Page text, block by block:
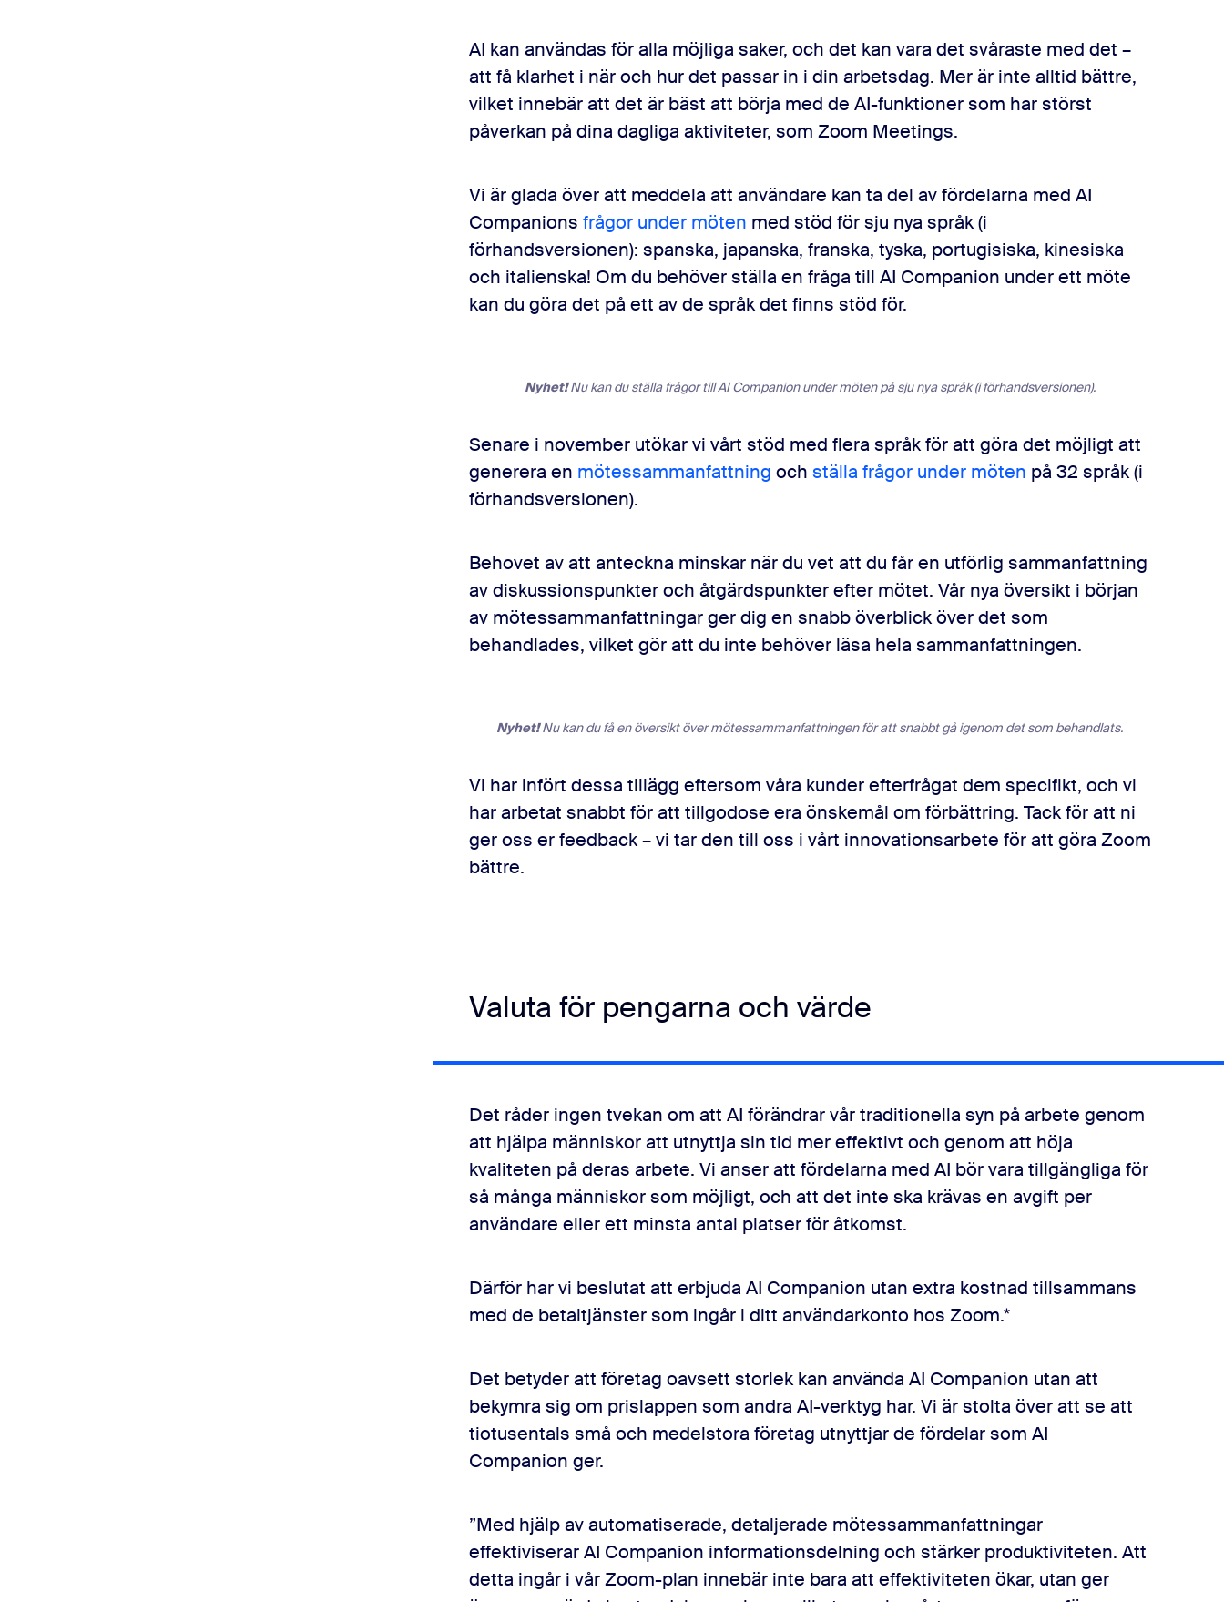
AI kan användas för alla möjliga saker, och det kan vara det svåraste med det –
att få klarhet i när och hur det passar in i din arbetsdag. Mer är inte alltid bättre,
vilket innebär att det är bäst att börja med de AI-funktioner som har störst
påverkan på dina dagliga aktiviteter, som Zoom Meetings.
Vi är glada över att meddela att användare kan ta del av fördelarna med AI
Companions frågor under möten med stöd för sju nya språk (i
förhandsversionen): spanska, japanska, franska, tyska, portugisiska, kinesiska
och italienska! Om du behöver ställa en fråga till AI Companion under ett möte
kan du göra det på ett av de språk det finns stöd för.
Nyhet!Nu kan du ställa frågor till AI Companion under möten på sju nya språk (i förhandsversionen).
Senare i november utökar vi vårt stöd med flera språk för att göra det möjligt att
generera en mötessammanfattning och ställa frågor under möten på 32 språk (i
förhandsversionen).
Behovet av att anteckna minskar när du vet att du får en utförlig sammanfattning
av diskussionspunkter och åtgärdspunkter efter mötet. Vår nya översikt i början
av mötessammanfattningar ger dig en snabb överblick över det som
behandlades, vilket gör att du inte behöver läsa hela sammanfattningen.
Nyhet!Nu kan du få en översikt över mötessammanfattningen för att snabbt gå igenom det som behandlats.
Vi har infört dessa tillägg eftersom våra kunder efterfrågat dem specifikt, och vi
har arbetat snabbt för att tillgodose era önskemål om förbättring. Tack för att ni
ger oss er feedback – vi tar den till oss i vårt innovationsarbete för att göra Zoom
bättre.
Valuta för pengarna och värde
Det råder ingen tvekan om att AI förändrar vår traditionella syn på arbete genom
att hjälpa människor att utnyttja sin tid mer effektivt och genom att höja
kvaliteten på deras arbete. Vi anser att fördelarna med AI bör vara tillgängliga för
så många människor som möjligt, och att det inte ska krävas en avgift per
användare eller ett minsta antal platser för åtkomst.
Därför har vi beslutat att erbjuda AI Companion utan extra kostnad tillsammans
med de betaltjänster som ingår i ditt användarkonto hos Zoom.*
Det betyder att företag oavsett storlek kan använda AI Companion utan att
bekymra sig om prislappen som andra AI-verktyg har. Vi är stolta över att se att
tiotusentals små och medelstora företag utnyttjar de fördelar som AI
Companion ger.
”Med hjälp av automatiserade, detaljerade mötessammanfattningar
effektiviserar AI Companion informationsdelning och stärker produktiviteten. Att
detta ingår i vår Zoom-plan innebär inte bara att effektiviteten ökar, utan ger